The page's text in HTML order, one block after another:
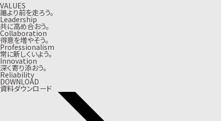
VALUES
誰より前を走ろう。
Leadership
共に高め合おう。
Collaboration
得意を増やそう。
Professionalism
常に新しくいよう。
Innovation
深く寄り添おう。
Reliability
DOWNLOAD
資料ダウンロード